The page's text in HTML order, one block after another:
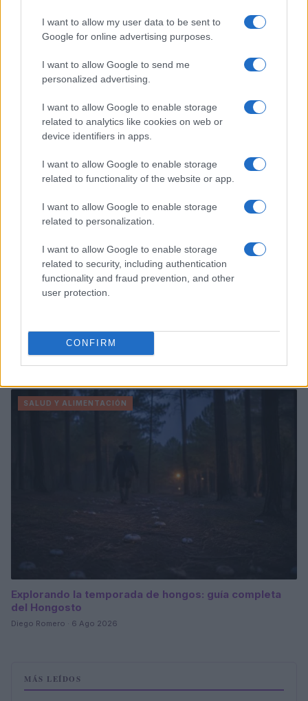
I want to allow my user data to be sent to
Google for online advertising purposes.
I want to allow Google to send me
personalized advertising.
I want to allow Google to enable storage
related to analytics like cookies on web or
device identifiers in apps.
I want to allow Google to enable storage
related to functionality of the website or app.
I want to allow Google to enable storage
related to personalization.
I want to allow Google to enable storage
related to security, including authentication
functionality and fraud prevention, and other
user protection.
CONFIRM
pastas perfectas
Diego Romero · 6 Ago 2026
Receta fácil de pasta fría al pesto con pomodorini
para el verano
SALUD Y ALIMENTACIÓN
Explorando la temporada de hongos: guía completa
del Hongosto
Diego Romero · 6 Ago 2026
MÁS LEÍDOS